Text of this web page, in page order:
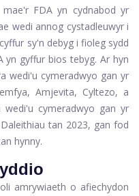
FDA yn cydnabod yr
wedi annog cystadleuwyr i
sy'n debyg i fioleg sydd
yn gyffur bios tebyg. Ar hyn
wedi'u cymeradwyo gan yr
Amjevita, Cyltezo, a
cymeradwyo gan yr
tan 2023, gan fod
hynny.
amrywiaeth o afiechydon